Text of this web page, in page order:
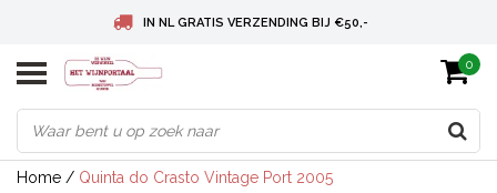
IN NL GRATIS VERZENDING BIJ €50,-
BELGIE GRATIS VERZENDING BIJ € 75
DEUTSCHLAND VERSANDKOSTENFREI AB € 75
0
Home / Quinta do Crasto Vintage Port 2005